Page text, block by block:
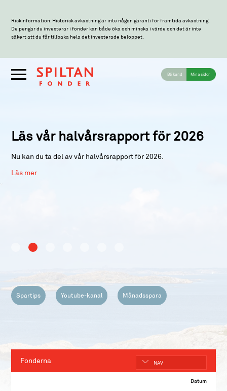
Riskinformation: Historisk avkastning är inte någon garanti för framtida avkastning.
De pengar du investerar i fonder kan både öka och minska i värde och det är inte
säkert att du får tillbaka hela det investerade beloppet.
Bli kund Mina sidor
Läs vår halvårsrapport för 2026
Nu kan du ta del av vår halvårsrapport för 2026.
Läs mer
Spartips Youtube-kanal Månadsspara
Fonderna NAV
Datum